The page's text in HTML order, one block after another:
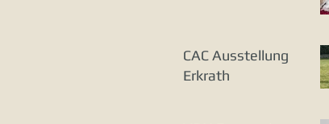
CAC Ausstellung
Erkrath